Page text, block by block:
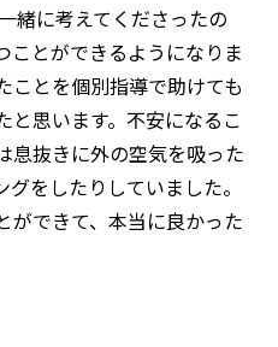
緒に考えてくださったの
ことができるようになりま
ことを個別指導で助けても
と思います。不安になるこ
息抜きに外の空気を吸った
をしたりしていました。
ができて、本当に良かった